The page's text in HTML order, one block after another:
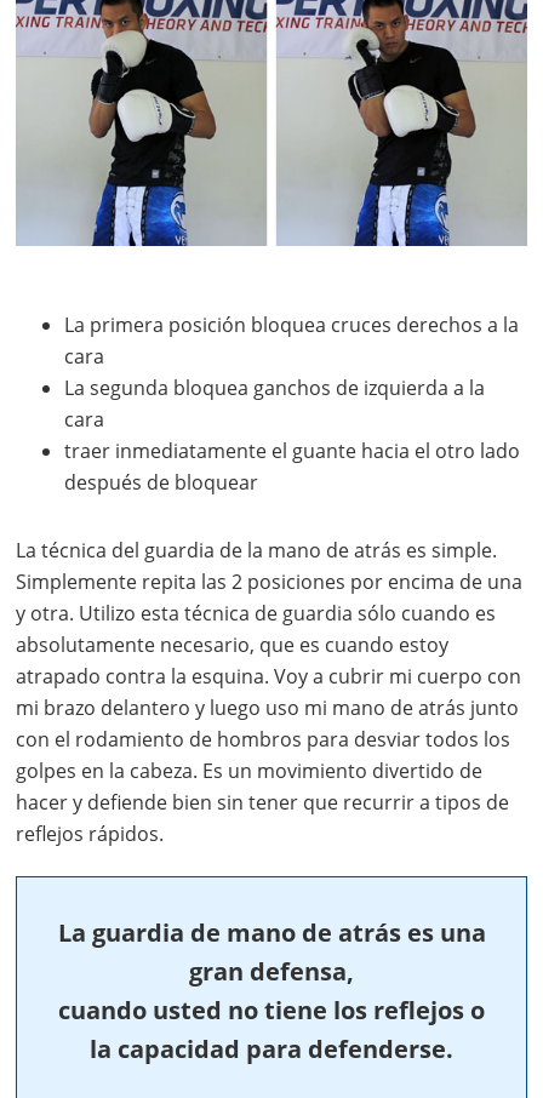
La primera posición bloquea cruces derechos a la
cara
La segunda bloquea ganchos de izquierda a la
cara
traer inmediatamente el guante hacia el otro lado
después de bloquear
La técnica del guardia de la mano de atrás es simple.
Simplemente repita las 2 posiciones por encima de una
y otra. Utilizo esta técnica de guardia sólo cuando es
absolutamente necesario, que es cuando estoy
atrapado contra la esquina. Voy a cubrir mi cuerpo con
mi brazo delantero y luego uso mi mano de atrás junto
con el rodamiento de hombros para desviar todos los
golpes en la cabeza. Es un movimiento divertido de
hacer y defiende bien sin tener que recurrir a tipos de
reflejos rápidos.
La guardia de mano de atrás es una
gran defensa,
cuando usted no tiene los reflejos o
la capacidad para defenderse.